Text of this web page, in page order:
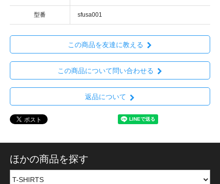
型番 sfusa001
この商品を友達に教える
この商品について問い合わせる
返品について
ほかの商品を探す